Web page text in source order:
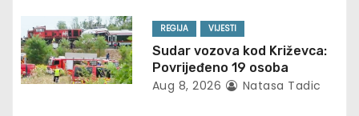
t
i
REGIJA VIJESTI
Sudar vozova kod Križevca:
Povrijeđeno 19 osoba
Aug 8, 2026 Natasa Tadic